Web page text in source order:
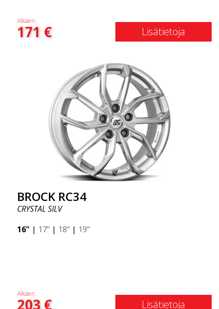
Alkaen:
171 € Lisätietoja
BROCK RC34
CRYSTAL SILV
16" | 17" | 18" | 19"
Alkaen:
203€ Lisätietoja